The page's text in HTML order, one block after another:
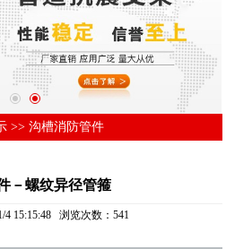
>>沟槽消防管件
－螺纹异径管箍
4 15:15:48 浏览次数： 541